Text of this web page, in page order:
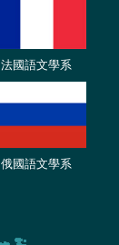
法國語文學系
俄國語文學系